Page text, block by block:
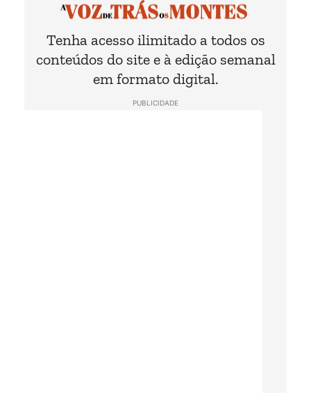
Tenha acesso ilimitado a todos os
conteúdos do site e à edição semanal
em formato digital.
PUBLICIDADE